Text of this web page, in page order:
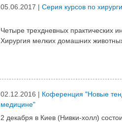
05.06.2017 | Серия курсов по
Четыре трехдневных практических
Хирургия мелких домашних
02.12.2016 | Коференция "Новые
медицине"
2 декабря в Киев (Нивки-холл)